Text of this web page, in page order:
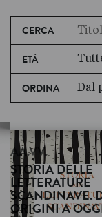
CERCA
ETÀ
ORDINA Dal
AA.VV.
STORIA DELLE
LETTERATURE
SCANDINAVE.
ORIGINI A